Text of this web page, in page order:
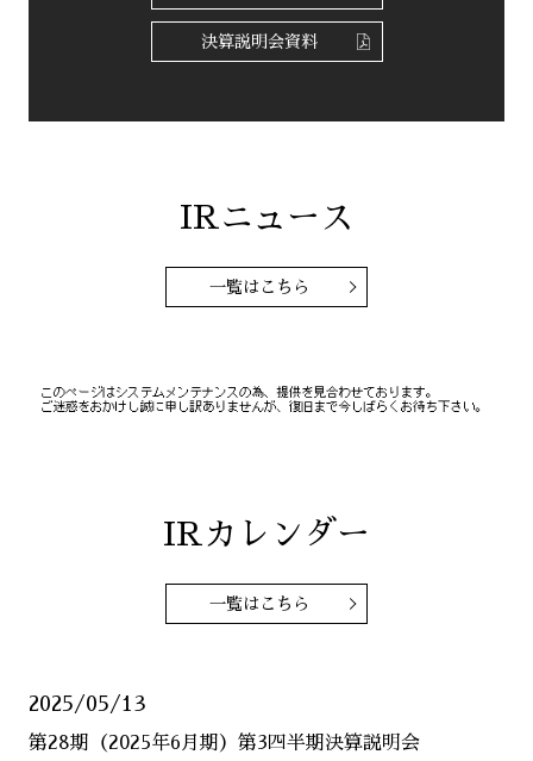
決算説明会資料
IRニュース
一覧はこちら
IRカレンダー
一覧はこちら
2025/05/13
第28期（2025年6月期）第3四半期決算説明会